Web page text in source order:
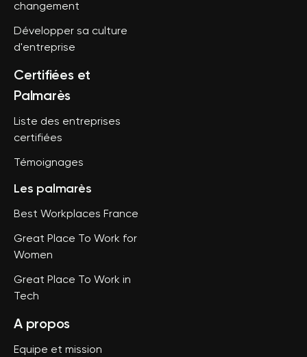
changement
Développer sa culture
d'entreprise
Certifiées et
Palmarès
Liste des entreprises
certifiées
Témoignages
Les palmarès
Best Workplaces France
Great Place To Work for
Women
Great Place To Work in
Tech
A propos
Equipe et mission